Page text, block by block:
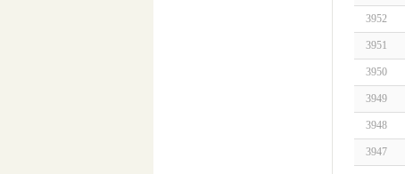
3952
3951
3950
3949
3948
3947